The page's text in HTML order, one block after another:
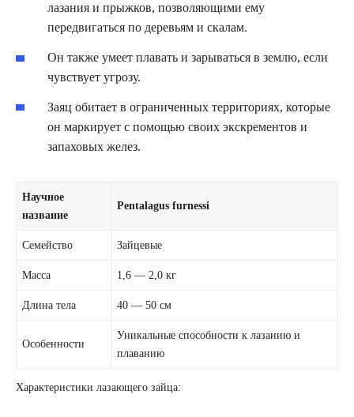
лазания и прыжков, позволяющими ему
передвигаться по деревьям и скалам.
Он также умеет плавать и зарываться в землю, если
чувствует угрозу.
Заяц обитает в ограниченных территориях, которые
он маркирует с помощью своих экскрементов и
запаховых желез.
Характеристики лазающего зайца:
Научное
название
Pentalagus furnessi
Семейство Зайцевые
Масса 1,6 — 2,0 кг
Длина тела 40 — 50 см
Особенности
Уникальные способности к лазанию и
плаванию